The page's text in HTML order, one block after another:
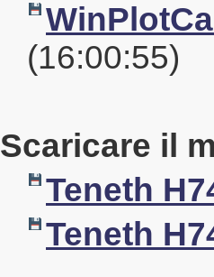
(16:00:55)
Scaricare il
Teneth
Teneth